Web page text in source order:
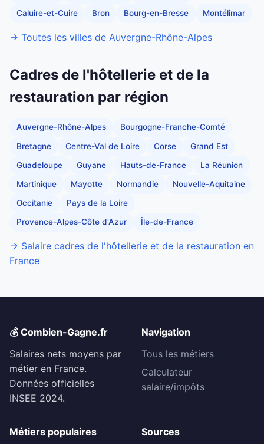
Caluire-et-Cuire Bron Bourg-en-Bresse Montélimar
→ Toutes les villes de Auvergne-Rhône-Alpes
Cadres de l'hôtellerie et de la
restauration par région
Auvergne-Rhône-Alpes Bourgogne-Franche-Comté
Bretagne Centre-Val de Loire Corse Grand Est
Guadeloupe Guyane Hauts-de-France La Réunion
Martinique Mayotte Normandie Nouvelle-Aquitaine
Occitanie Pays de la Loire
Provence-Alpes-Côte d'Azur Île-de-France
→ Salaire cadres de l'hôtellerie et de la restauration en
France
💰 Combien-Gagne.fr
Salaires nets moyens par
métier en France.
Données officielles
INSEE 2024.
Navigation
Tous les métiers
Calculateur
salaire/impôts
Métiers populaires Sources